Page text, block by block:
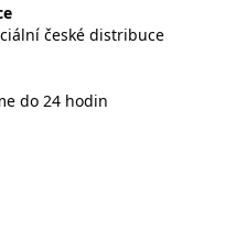
české distribuce
do 24 hodin